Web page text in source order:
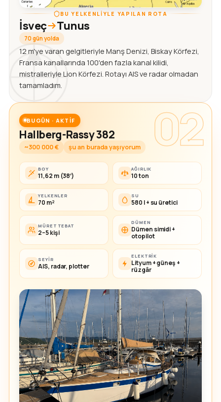
BU YELKENLIYLE YAPILAN ROTA
İsveç Tunus
70 gün yolda
12 m'ye varan gelgitleriyle Manş Denizi, Biskay Körfezi,
Fransa kanallarında 100'den fazla kanal kilidi,
mistralleriyle Lion Körfezi. Rotayı AIS ve radar olmadan
tamamladım.
02
BUGÜN · AKTIF
Hallberg-Rassy 382
~300 000 € şu an burada yaşıyorum
BOY
11,62 m (38′)
AĞIRLIK
10 ton
YELKENLER
70 m²
SU
580 l + su üretici
MÜRETTEBAT
2–5 kişi
DÜMEN
Dümen simidi +
otopilot
SEYIR
AIS, radar, plotter
ELEKTRIK
Lityum + güneş +
rüzgâr